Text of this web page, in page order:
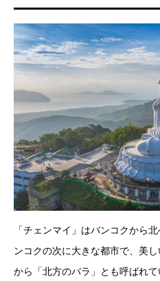
「チェンマイ」はバンコクから
ンコクの次に大きな都市で、美
から「北方のバラ」とも呼ばれて